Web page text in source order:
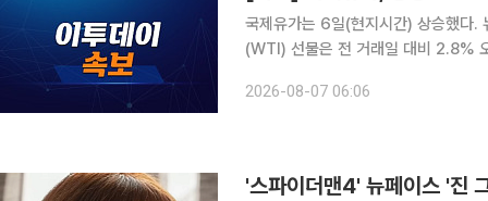
국제유가는 6일(현지시간) 상승했다. 뉴욕상업거래소(NYMEX)에서 미국 서부 텍사스산 원유
(WTI) 선물은 전 거래일 대비 2.8%
2026-08-07 06:06
'스파이더맨4' 뉴페이스 '진